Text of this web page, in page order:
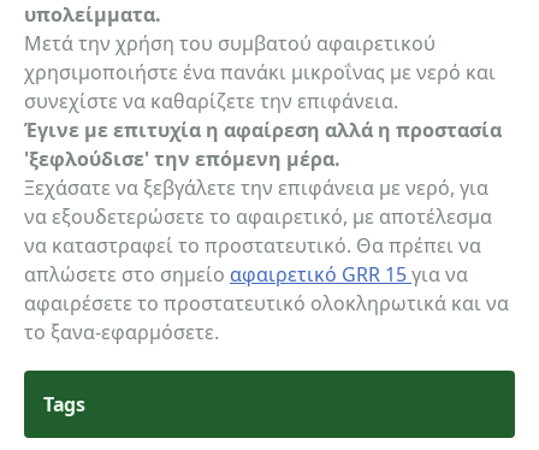
υπολείμματα.
Μετά την χρήση του συμβατού αφαιρετικού
χρησιμοποιήστε ένα πανάκι μικροΐνας με νερό και
συνεχίστε να καθαρίζετε την επιφάνεια.
Έγινε με επιτυχία η αφαίρεση αλλά η προστασία
'ξεφλούδισε' την επόμενη μέρα.
Ξεχάσατε να ξεβγάλετε την επιφάνεια με νερό, για
να εξουδετερώσετε το αφαιρετικό, με αποτέλεσμα
να καταστραφεί το προστατευτικό. Θα πρέπει να
απλώσετε στο σημείο αφαιρετικό GRR 15για να
αφαιρέσετε το προστατευτικό ολοκληρωτικά και να
το ξανα-εφαρμόσετε.
Tags